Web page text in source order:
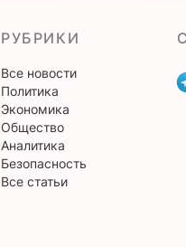
РУБРИКИ
Все новости
Политика
Экономика
Общество
Аналитика
Безопасность
Все статьи